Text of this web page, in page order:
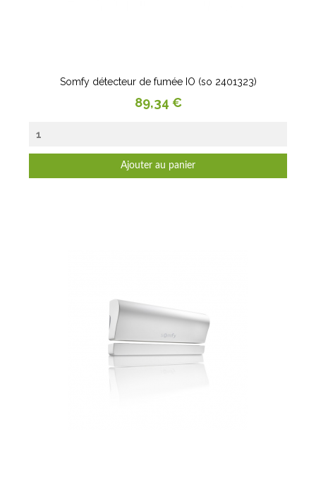
Somfy détecteur de fumée IO (so 2401323)
Prix
89,34 €
Ajouter au panier